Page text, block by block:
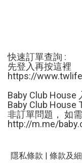
快速訂單查詢 :
先登入再按這裡
https://
Baby Club House
Baby Club House
非訂單問題， 如
http://m.me/
隱私條款 | 條款及